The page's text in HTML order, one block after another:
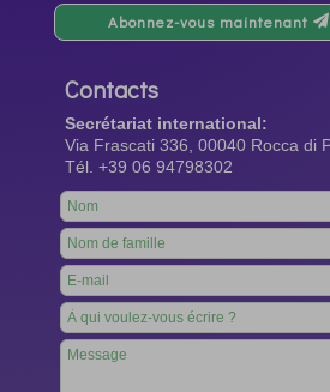
Abonnez-vous maintenant
Contacts
Secrétariat international:
Via Frascati 336, 00040 Rocca di
Tél. +39 06 94798302
Leave
this
field
blank